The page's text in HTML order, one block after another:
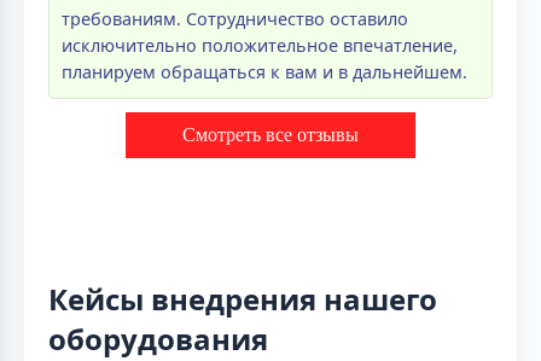
требованиям. Сотрудничество оставило
исключительно положительное впечатление,
планируем обращаться к вам и в дальнейшем.
Смотреть все отзывы
Кейсы внедрения нашего
оборудования